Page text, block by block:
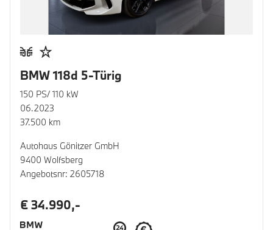
BMW 118d 5-Türig
150 PS/ 110 kW
06.2023
37.500 km
Autohaus Gönitzer GmbH
9400 Wolfsberg
Angebotsnr: 2605718
€ 34.990,-